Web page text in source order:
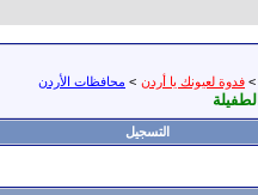
> فدوة لعيونك يا أردن > محافظات الأردن
الطفيلة
التسجيل